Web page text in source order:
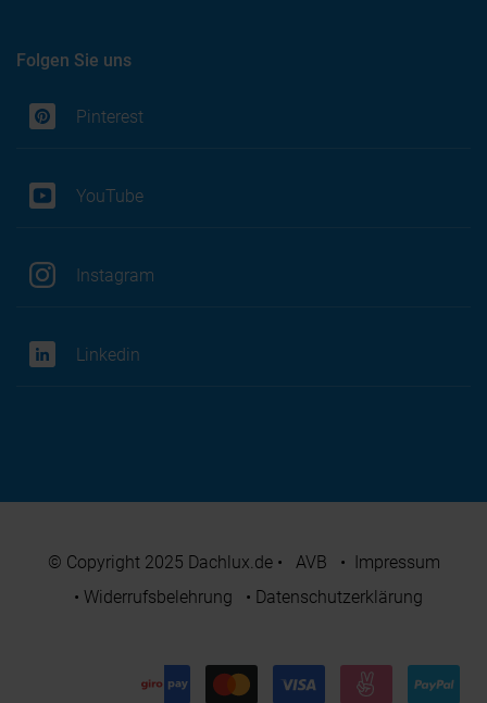
Folgen Sie uns
Pinterest
YouTube
Instagram
Linkedin
© Copyright 2025 Dachlux.de • AVB • Impressum
• Widerrufsbelehrung • Datenschutzerklärung